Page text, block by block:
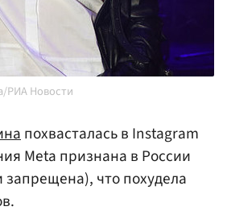
РИА Новости
похвасталась в Instagram
Meta признана в России
запрещена), что похудела